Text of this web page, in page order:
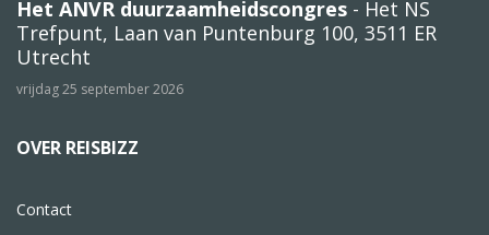
Het ANVR duurzaamheidscongres - Het NS
Trefpunt, Laan van Puntenburg 100, 3511 ER
Utrecht
vrijdag 25 september 2026
OVER REISBIZZ
Contact